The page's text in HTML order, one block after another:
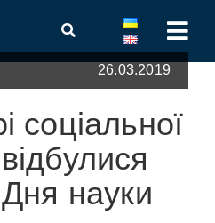
26.03.2019
соціальної
науки